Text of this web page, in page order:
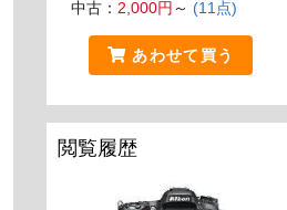
中古： 2,000円 ～ (11点)
あわせて買う
閲覧履歴